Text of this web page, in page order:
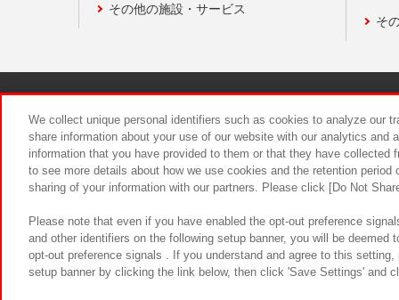
その他の施設・サービス
そ
食品のご
We collect unique personal identifiers such as cookies to analyze our
share information about your use of our website with our analytics and
information that you have provided to them or that they have
to see more details about how we use cookies and the retention
sharing of your information with our partners. Please click [Do Not
Please note that even if you have enabled the opt-out preference
and other identifiers on the following setup banner, you will be
opt-out preference signals . If you understand and agree to this
setup banner by clicking the link below, then click 'Save Settings' and